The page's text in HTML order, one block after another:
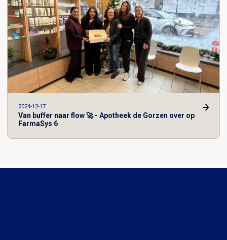
2024-12-17
Van buffer naar flow 🚀 - Apotheek de Gorzen over op
FarmaSys 6